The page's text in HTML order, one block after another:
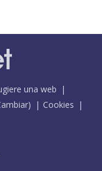
una web
)
Cookies